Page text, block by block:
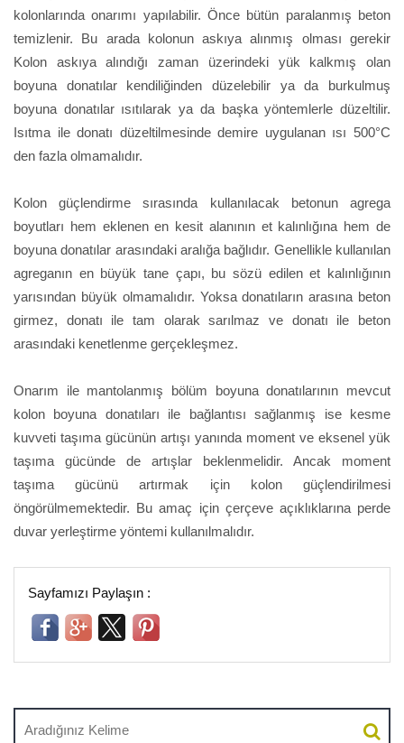
kolonlarında onarımı yapılabilir. Önce bütün paralanmış beton
temizlenir. Bu arada kolonun askıya alınmış olması gerekir
Kolon askıya alındığı zaman üzerindeki yük kalkmış olan
boyuna donatılar kendiliğinden düzelebilir ya da burkulmuş
boyuna donatılar ısıtılarak ya da başka yöntemlerle düzeltilir.
Isıtma ile donatı düzeltilmesinde demire uygulanan ısı 500°C
den fazla olmamalıdır.
Kolon güçlendirme sırasında kullanılacak betonun agrega
boyutları hem eklenen en kesit alanının et kalınlığına hem de
boyuna donatılar arasındaki aralığa bağlıdır. Genellikle kullanılan
agreganın en büyük tane çapı, bu sözü edilen et kalınlığının
yarısından büyük olmamalıdır. Yoksa donatıların arasına beton
girmez, donatı ile tam olarak sarılmaz ve donatı ile beton
arasındaki kenetlenme gerçekleşmez.
Onarım ile mantolanmış bölüm boyuna donatılarının mevcut
kolon boyuna donatıları ile bağlantısı sağlanmış ise kesme
kuvveti taşıma gücünün artışı yanında moment ve eksenel yük
taşıma gücünde de artışlar beklenmelidir. Ancak moment
taşıma gücünü artırmak için kolon güçlendirilmesi
öngörülmemektedir. Bu amaç için çerçeve açıklıklarına perde
duvar yerleştirme yöntemi kullanılmalıdır.
Sayfamızı Paylaşın :